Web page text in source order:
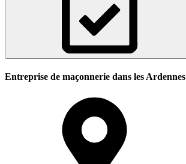
Entreprise de maçonnerie dans les Ardennes